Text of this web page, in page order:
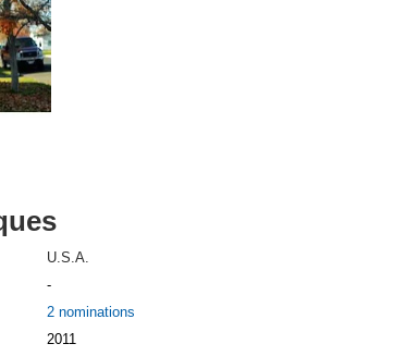
U.S.A.
-
2 nominations
2011